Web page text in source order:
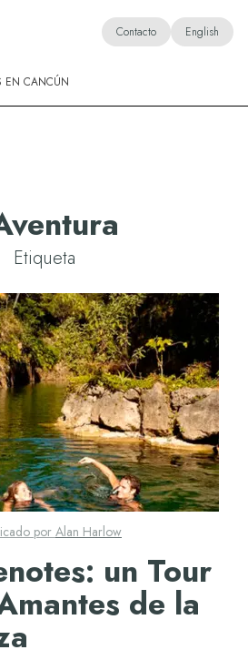
Contacto English
EN CANCÚN
Etiqueta
por Alan Harlow
un Tour
de la